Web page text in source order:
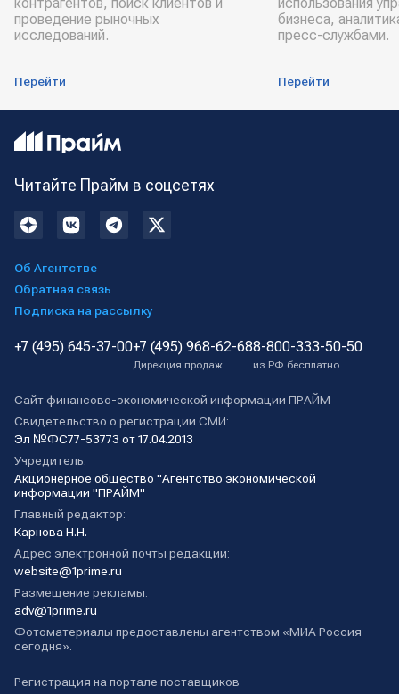
проведение рыночных
исследований.
Перейти
бизнеса,
пресс-службами.
Перейти
Читайте Прайм в соцсетях
Об Агентстве
Обратная связь
Подписка на рассылку
+7 (495) 645-37-00+7 (495) 968-62-68
Дирекция продаж
8-800-333-50-50
из РФ бесплатно
Сайт финансово-экономической информации ПРАЙМ
Свидетельство о регистрации СМИ:
Эл №ФС77-53773 от 17.04.2013
Учредитель:
Акционерное общество "Агентство экономической
информации "ПРАЙМ"
Главный редактор:
Карнова Н.Н.
Адрес электронной почты редакции:
website@1prime.ru
Размещение рекламы:
adv@1prime.ru
Фотоматериалы предоставлены агентством «МИА Россия
сегодня».
Регистрация на портале поставщиков